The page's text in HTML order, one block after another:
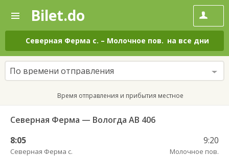
—
Поиск
и
покупка
билетов
на
автобус
онлайн
Bilet.do
Северная Ферма с. – Молочное пов. на все дни
По времени отправления
Время отправления и прибытия местное
Северная Ферма — Вологда АВ 406
8:05
Северная Ферма с.
9:20
Молочное пов.